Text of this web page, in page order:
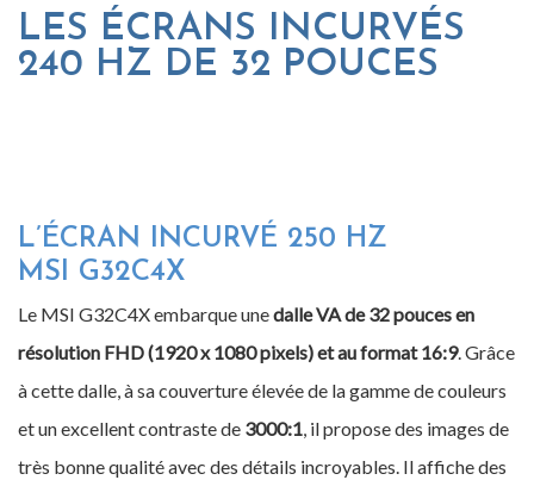
LES ÉCRANS INCURVÉS
240 HZ DE 32 POUCES
L’ÉCRAN INCURVÉ 250 HZ
MSI G32C4X
Le MSI G32C4X embarque unedalle VA de 32 pouces en
résolution FHD (1920 x 1080 pixels) et au format 16:9. Grâce
à cette dalle, à sa couverture élevée de la gamme de couleurs
et un excellent contraste de 3000:1, il propose des images de
très bonne qualité avec des détails incroyables. Il affiche des